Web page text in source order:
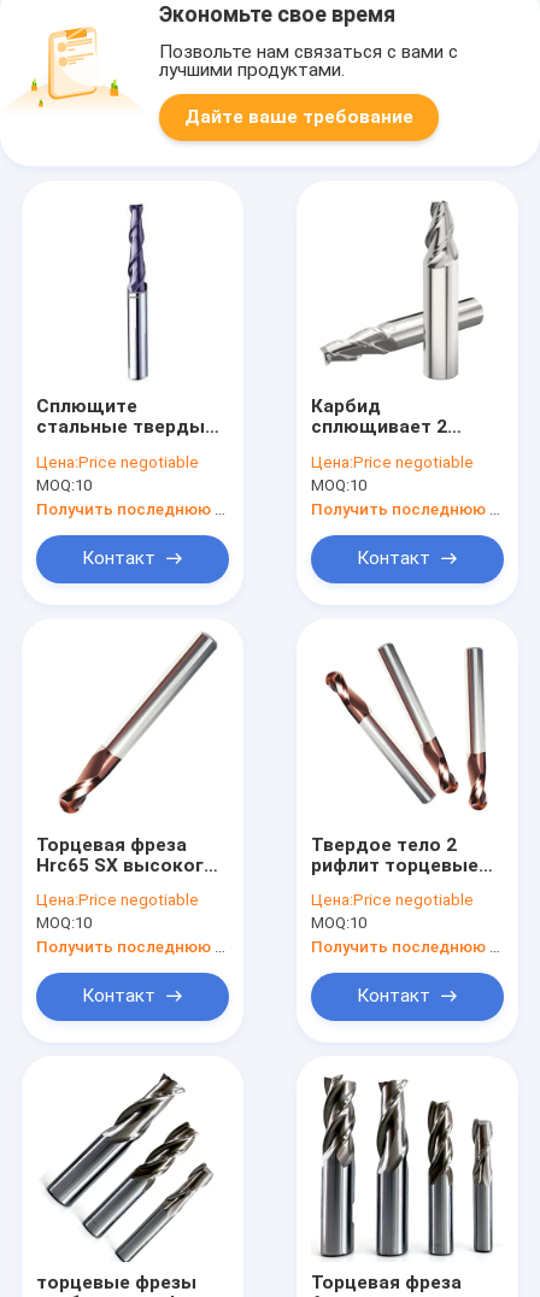
Дом
Продукты
Экономьте свое время
Позвольте нам связаться с вами с
лучшими продуктами.
Дайте ваше требование
Сплющите
стальные твердые
Hrc65 SX квадрата
каннелюр D3
карбида вольфрама
Цена:Price negotiable
MOQ:10
Контакт
Карбид
сплющивает 2
карбида вольфрама
каннелюр D6 без
покрытия для
Цена:Price negotiable
MOQ:10
Контакт
Торцевая фреза
Hrc65 SX высокого
R2 стали 2
твердости
квадратная
Цена:Price negotiable
MOQ:10
Контакт
Твердое тело 2
рифлит торцевые
карбида вольфрама
R3 для высокой
стали твердости
Цена:Price negotiable
MOQ:10
Контакт
торцевые фрезы
Торцевая фреза